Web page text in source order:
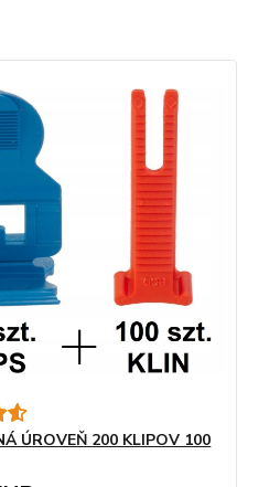
ÚROVEŇ 200 KLIPOV 100